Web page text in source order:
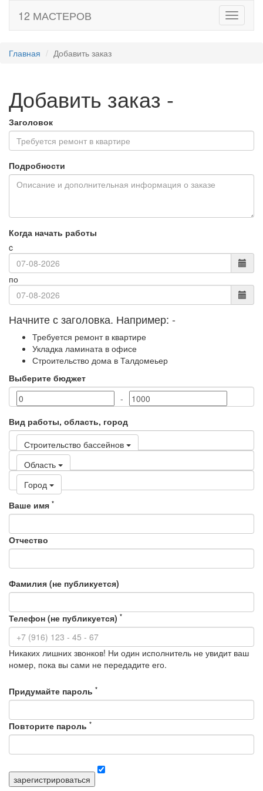
Toggle
12 МАСТЕРОВ
Главная Добавить заказ
Добавить заказ -
Заголовок
Подробности
Когда начать работы
c
по
Начните с заголовка. Например: -
Требуется ремонт в квартире
Укладка ламината в офисе
Строительство дома в Талдомеьер
Выберите бюджет
-
Вид работы, область, город
Строительство бассейнов
Область
Город
Ваше имя *
Отчество
Фамилия (не публикуется)
Телефон (не публикуется) *
Никаких лишних звонков! Ни один исполнитель не увидит ваш
номер, пока вы сами не передадите его.
Придумайте пароль *
Повторите пароль *
зарегистрироваться